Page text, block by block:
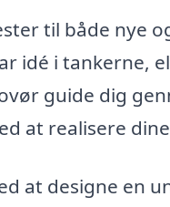
til både nye
idé i tankerne,
guide dig
at realisere
at designe en